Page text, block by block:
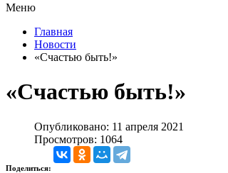
Меню
Главная
Новости
«Счастью быть!»
«Счастью быть!»
Опубликовано: 11 апреля 2021
Просмотров: 1064
Поделиться: